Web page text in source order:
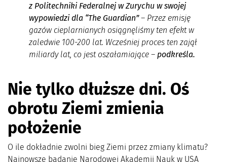
z Politechniki Federalnej w Zurychu w swojej
wypowiedzi dla “The Guardian”– Przez emisję
gazów cieplarnianych osiągnęliśmy ten efekt w
zaledwie 100-200 lat. Wcześniej proces ten zajął
miliardy lat, co jest oszałamiające – podkreśla.
Nie tylko dłuższe dni. Oś
obrotu Ziemi zmienia
położenie
O ile dokładnie zwolni bieg Ziemi przez zmiany klimatu?
Najnowsze badanie Narodowej Akademii Nauk w USA